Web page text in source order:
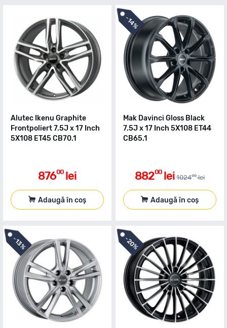
Alutec Ikenu Graphite
Frontpoliert 7.5J x 17 Inch
5X108 ET45 CB70.1
87600 lei
Adaugă în coș
-14%
Mak Davinci Gloss Black
7.5J x 17 Inch 5X108 ET44
CB65.1
88200 lei 102400 lei
Adaugă în coș
-13% -20%